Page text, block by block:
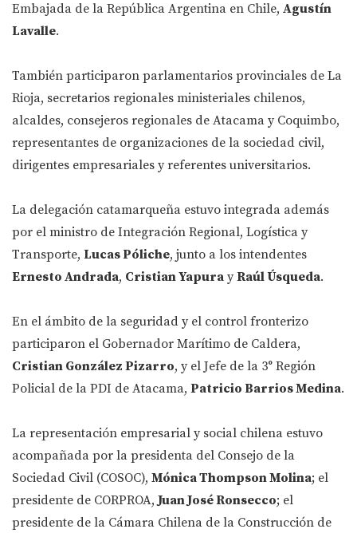
Embajada de la República Argentina en Chile, Agustín
Lavalle.
También participaron parlamentarios provinciales de La
Rioja, secretarios regionales ministeriales chilenos,
alcaldes, consejeros regionales de Atacama y Coquimbo,
representantes de organizaciones de la sociedad civil,
dirigentes empresariales y referentes universitarios.
La delegación catamarqueña estuvo integrada además
por el ministro de Integración Regional, Logística y
Transporte, Lucas Póliche, junto a los intendentes
Ernesto Andrada, Cristian Yapura yRaúl Úsqueda.
En el ámbito de la seguridad y el control fronterizo
participaron el Gobernador Marítimo de Caldera,
Cristian González Pizarro, y el Jefe de la 3° Región
Policial de la PDI de Atacama, Patricio Barrios Medina.
La representación empresarial y social chilena estuvo
acompañada por la presidenta del Consejo de la
Sociedad Civil (COSOC), Mónica Thompson Molina; el
presidente de CORPROA,Juan José Ronsecco; el
presidente de la Cámara Chilena de la Construcción de